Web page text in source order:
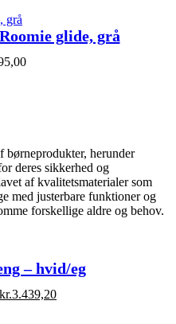
glide, grå
børneprodukter, herunder
deres sikkerhed og
af kvalitetsmaterialer som
med justerbare funktioner og
forskellige aldre og behov.
– hvid/eg
Original
kr.3.439,20Current